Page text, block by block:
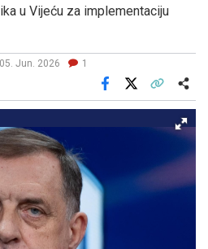
u Vijeću za implementaciju
05. Jun. 2026 1
Facebook